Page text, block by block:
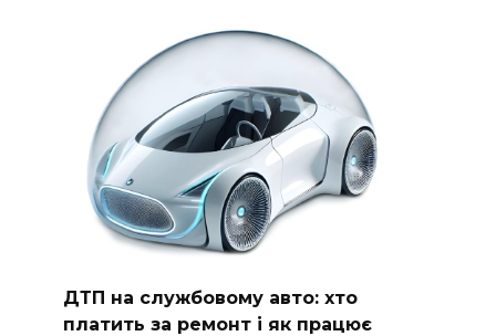
ДТП на службовому авто: хто
платить за ремонт і як працює